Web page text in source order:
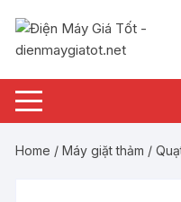
nội
Home /Máy giặt thảm /